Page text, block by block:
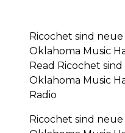
Ricochet sind
Oklahoma Music
Read Ricochet
Oklahoma Music
Radio
Ricochet sind